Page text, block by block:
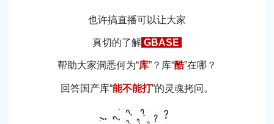
也许搞直播可以让大家
真切的了解 GBASE
帮助大家洞悉何为“库”？库“酷”在哪？
回答国产库“能不能打”的灵魂拷问。